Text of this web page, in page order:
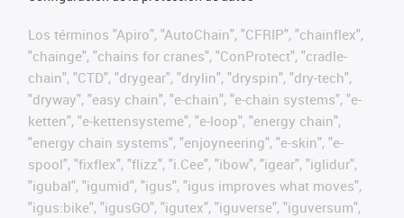
Los términos "Apiro", "AutoChain", "CFRIP", "chainflex",
"chainge", "chains for cranes", "ConProtect", "cradle-
chain", "CTD", "drygear", "drylin", "dryspin", "dry-tech",
"dryway", "easy chain", "e-chain", "e-chain systems", "e-
ketten", "e-kettensysteme", "e-loop", "energy chain",
"energy chain systems", "enjoyneering", "e-skin", "e-
spool", "fixflex", "flizz", "i.Cee", "ibow", "igear", "iglidur",
"igubal", "igumid", "igus", "igus improves what moves",
"igus:bike", "igusGO", "igutex", "iguverse", "iguversum",